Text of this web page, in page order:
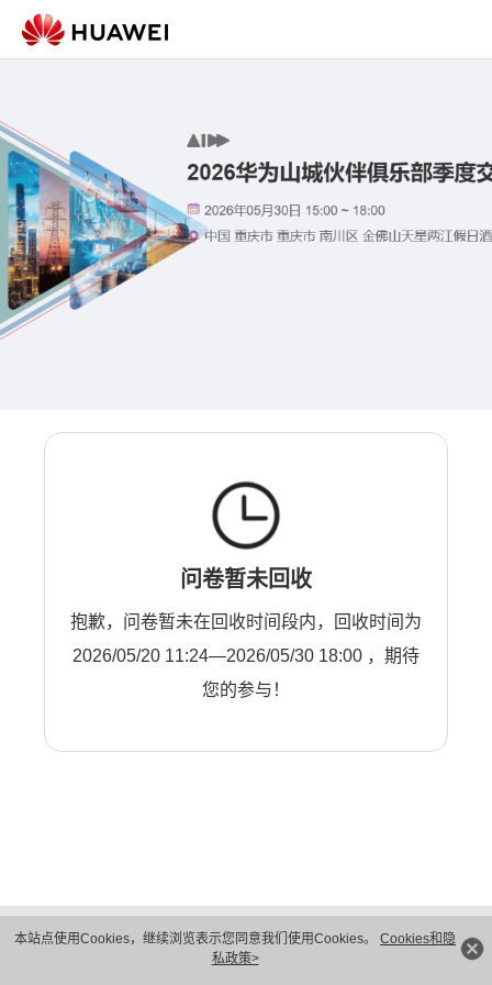
本站点使用Cookies，继续浏览表示您同意我们使用Cookies。 Cookies和隐
私政策>
问卷暂未回收
抱歉，问卷暂未在回收时间段内，回收时间为
2026/05/20 11:24—2026/05/30 18:00 ，期待
您的参与！
隐私保护
法律声明